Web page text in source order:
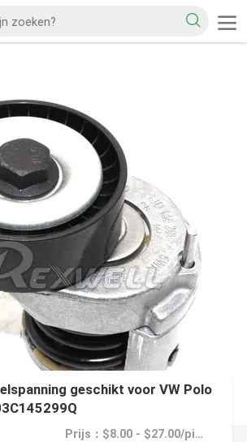
geschikt voor VW Polo
Prijs：$8.00 - $27.00/pieces